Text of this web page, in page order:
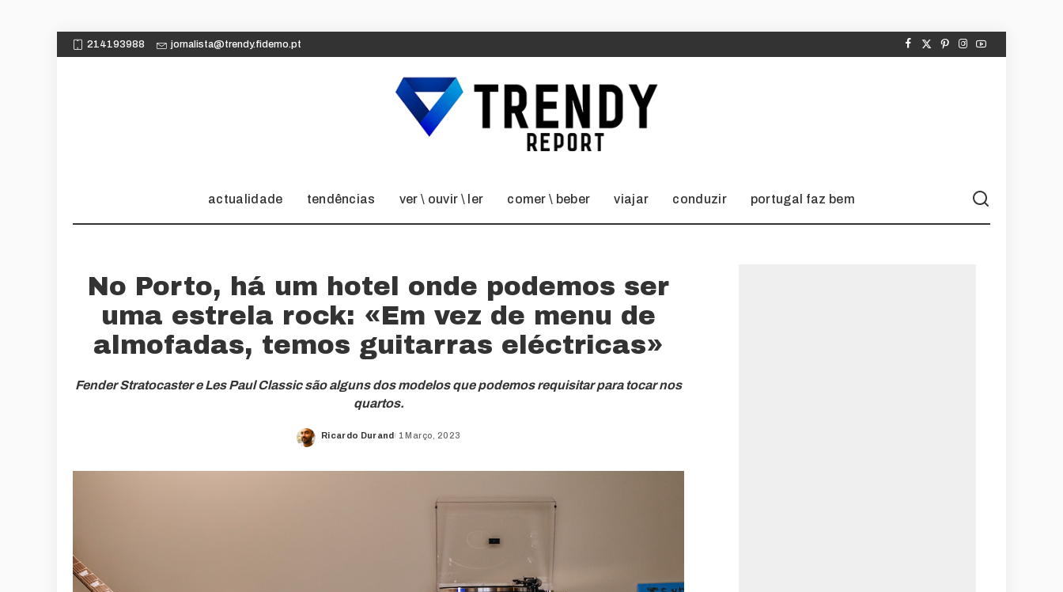
214193988 jornalista@trendy.fidemo.pt
actualidade tendências ver \ ouvir \ ler comer \ beber viajar conduzir portugal faz bem
No Porto, há um hotel onde podemos ser
uma estrela rock: «Em vez de menu de
almofadas, temos guitarras eléctricas»
Fender Stratocaster e Les Paul Classic são alguns dos modelos que podemos requisitar para tocar nos
quartos.
Posted
Ricardo Durand 1 Março, 2023